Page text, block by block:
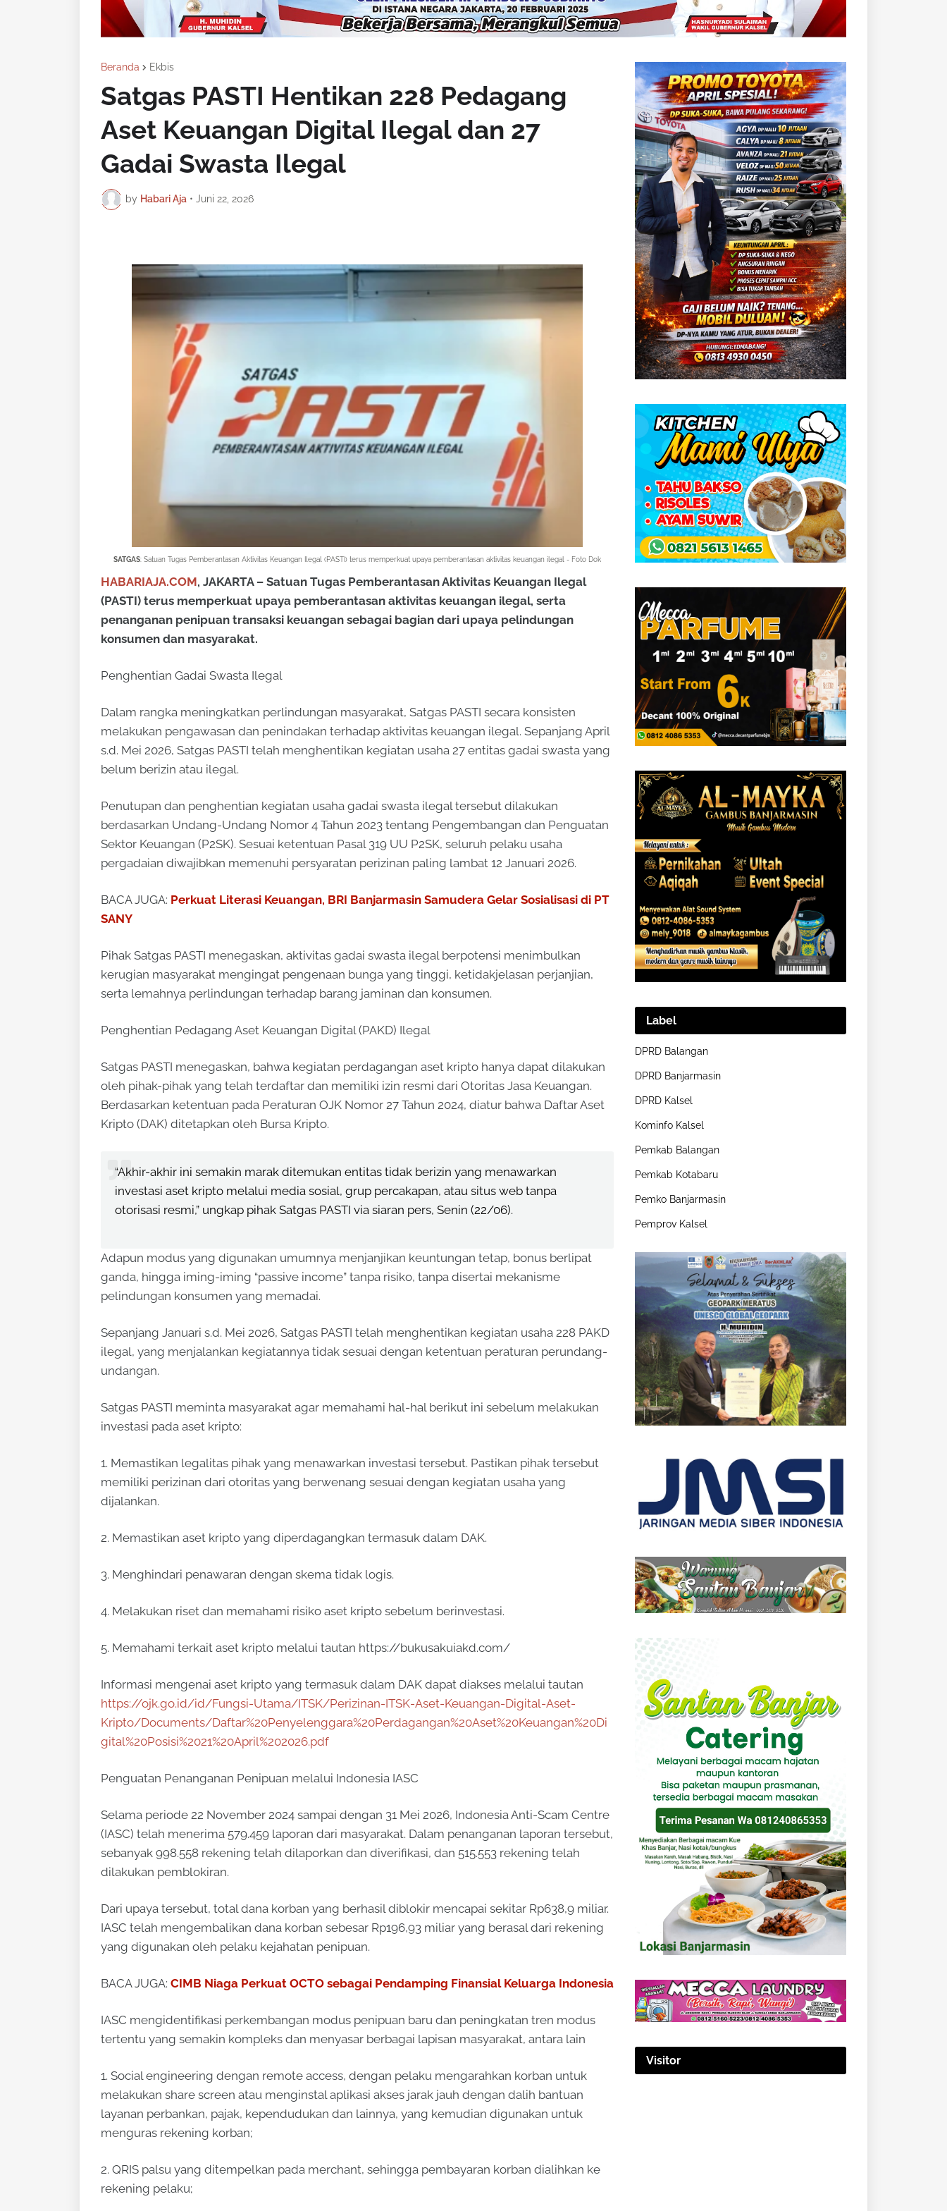
Beranda Ekbis
Satgas PASTI Hentikan 228 Pedagang
Aset Keuangan Digital Ilegal dan 27
Gadai Swasta Ilegal
by Habari Aja • Juni 22, 2026
SATGAS: Satuan Tugas Pemberantasan Aktivitas Keuangan Ilegal (PASTI) terus memperkuat upaya pemberantasan aktivitas keuangan ilegal - Foto Dok
HABARIAJA.COM, JAKARTA – Satuan Tugas Pemberantasan Aktivitas Keuangan Ilegal
(PASTI) terus memperkuat upaya pemberantasan aktivitas keuangan ilegal, serta
penanganan penipuan transaksi keuangan sebagai bagian dari upaya pelindungan
konsumen dan masyarakat.
Penghentian Gadai Swasta Ilegal
Dalam rangka meningkatkan perlindungan masyarakat, Satgas PASTI secara konsisten
melakukan pengawasan dan penindakan terhadap aktivitas keuangan ilegal. Sepanjang April
s.d. Mei 2026, Satgas PASTI telah menghentikan kegiatan usaha 27 entitas gadai swasta yang
belum berizin atau ilegal.
Penutupan dan penghentian kegiatan usaha gadai swasta ilegal tersebut dilakukan
berdasarkan Undang-Undang Nomor 4 Tahun 2023 tentang Pengembangan dan Penguatan
Sektor Keuangan (P2SK). Sesuai ketentuan Pasal 319 UU P2SK, seluruh pelaku usaha
pergadaian diwajibkan memenuhi persyaratan perizinan paling lambat 12 Januari 2026.
BACA JUGA: Perkuat Literasi Keuangan, BRI Banjarmasin Samudera Gelar Sosialisasi di PT
SANY
Pihak Satgas PASTI menegaskan, aktivitas gadai swasta ilegal berpotensi menimbulkan
kerugian masyarakat mengingat pengenaan bunga yang tinggi, ketidakjelasan perjanjian,
serta lemahnya perlindungan terhadap barang jaminan dan konsumen.
Penghentian Pedagang Aset Keuangan Digital (PAKD) Ilegal
Satgas PASTI menegaskan, bahwa kegiatan perdagangan aset kripto hanya dapat dilakukan
oleh pihak-pihak yang telah terdaftar dan memiliki izin resmi dari Otoritas Jasa Keuangan.
Berdasarkan ketentuan pada Peraturan OJK Nomor 27 Tahun 2024, diatur bahwa Daftar Aset
Kripto (DAK) ditetapkan oleh Bursa Kripto.
“Akhir-akhir ini semakin marak ditemukan entitas tidak berizin yang menawarkan
investasi aset kripto melalui media sosial, grup percakapan, atau situs web tanpa
otorisasi resmi,” ungkap pihak Satgas PASTI via siaran pers, Senin (22/06).
Adapun modus yang digunakan umumnya menjanjikan keuntungan tetap, bonus berlipat
ganda, hingga iming-iming “passive income” tanpa risiko, tanpa disertai mekanisme
pelindungan konsumen yang memadai.
Sepanjang Januari s.d. Mei 2026, Satgas PASTI telah menghentikan kegiatan usaha 228 PAKD
ilegal, yang menjalankan kegiatannya tidak sesuai dengan ketentuan peraturan perundang-
undangan.
Satgas PASTI meminta masyarakat agar memahami hal-hal berikut ini sebelum melakukan
investasi pada aset kripto:
1. Memastikan legalitas pihak yang menawarkan investasi tersebut. Pastikan pihak tersebut
memiliki perizinan dari otoritas yang berwenang sesuai dengan kegiatan usaha yang
dijalankan.
2. Memastikan aset kripto yang diperdagangkan termasuk dalam DAK.
3. Menghindari penawaran dengan skema tidak logis.
4. Melakukan riset dan memahami risiko aset kripto sebelum berinvestasi.
5. Memahami terkait aset kripto melalui tautan https://bukusakuiakd.com/
Informasi mengenai aset kripto yang termasuk dalam DAK dapat diakses melalui tautan
https://ojk.go.id/id/Fungsi-Utama/ITSK/Perizinan-ITSK-Aset-Keuangan-Digital-Aset-
Kripto/Documents/Daftar%20Penyelenggara%20Perdagangan%20Aset%20Keuangan%20Di
gital%20Posisi%2021%20April%202026.pdf
Penguatan Penanganan Penipuan melalui Indonesia IASC
Selama periode 22 November 2024 sampai dengan 31 Mei 2026, Indonesia Anti-Scam Centre
(IASC) telah menerima 579.459 laporan dari masyarakat. Dalam penanganan laporan tersebut,
sebanyak 998.558 rekening telah dilaporkan dan diverifikasi, dan 515.553 rekening telah
dilakukan pemblokiran.
Dari upaya tersebut, total dana korban yang berhasil diblokir mencapai sekitar Rp638,9 miliar.
IASC telah mengembalikan dana korban sebesar Rp196,93 miliar yang berasal dari rekening
yang digunakan oleh pelaku kejahatan penipuan.
BACA JUGA: CIMB Niaga Perkuat OCTO sebagai Pendamping Finansial Keluarga Indonesia
IASC mengidentifikasi perkembangan modus penipuan baru dan peningkatan tren modus
tertentu yang semakin kompleks dan menyasar berbagai lapisan masyarakat, antara lain
1. Social engineering dengan remote access, dengan pelaku mengarahkan korban untuk
melakukan share screen atau menginstal aplikasi akses jarak jauh dengan dalih bantuan
layanan perbankan, pajak, kependudukan dan lainnya, yang kemudian digunakan untuk
menguras rekening korban;
2. QRIS palsu yang ditempelkan pada merchant, sehingga pembayaran korban dialihkan ke
rekening pelaku;
Label
DPRD Balangan
DPRD Banjarmasin
DPRD Kalsel
Kominfo Kalsel
Pemkab Balangan
Pemkab Kotabaru
Pemko Banjarmasin
Pemprov Kalsel
Visitor